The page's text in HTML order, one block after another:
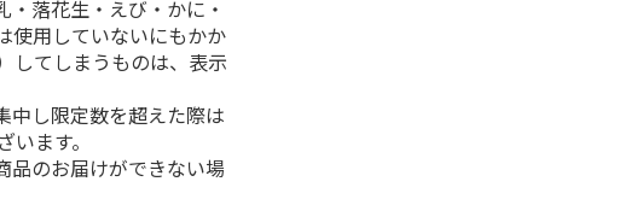
落花生・えび・かに・
使用していないにもかか
してしまうものは、表示
し限定数を超えた際は
ます。
品のお届けができない場